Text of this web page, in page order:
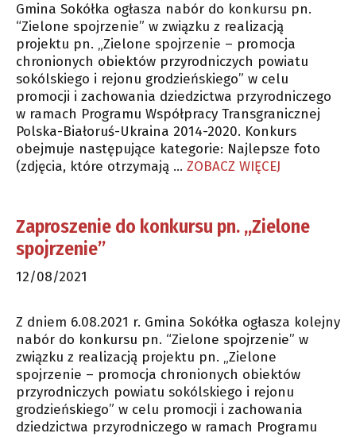
Gmina Sokółka ogłasza nabór do konkursu pn.
“Zielone spojrzenie” w związku z realizacją
projektu pn. „Zielone spojrzenie – promocja
chronionych obiektów przyrodniczych powiatu
sokólskiego i rejonu grodzieńskiego” w celu
promocji i zachowania dziedzictwa przyrodniczego
w ramach Programu Współpracy Transgranicznej
Polska-Białoruś-Ukraina 2014-2020. Konkurs
obejmuje następujące kategorie: Najlepsze foto
(zdjęcia, które otrzymają … ZOBACZ WIĘCEJ
Zaproszenie do konkursu pn. „Zielone
spojrzenie”
12/08/2021
Z dniem 6.08.2021 r. Gmina Sokółka ogłasza kolejny
nabór do konkursu pn. “Zielone spojrzenie” w
związku z realizacją projektu pn. „Zielone
spojrzenie – promocja chronionych obiektów
przyrodniczych powiatu sokólskiego i rejonu
grodzieńskiego” w celu promocji i zachowania
dziedzictwa przyrodniczego w ramach Programu